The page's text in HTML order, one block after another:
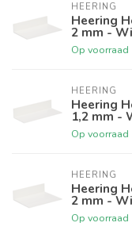
HEERING
Heering
2 mm -
Op voorraad
HEERING
Heering
1,2 mm -
Op voorraad
HEERING
Heering
2 mm -
Op voorraad